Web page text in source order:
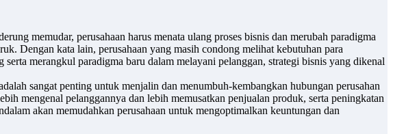
memudar, perusahaan harus menata ulang proses bisnis dan merubah paradigma
Dengan kata lain, perusahaan yang masih condong melihat kebutuhan para
merangkul paradigma baru dalam melayani pelanggan, strategi bisnis yang dikenal
sangat penting untuk menjalin dan menumbuh-kembangkan hubungan perusahan
mengenal pelanggannya dan lebih memusatkan penjualan produk, serta peningkatan
akan memudahkan perusahaan untuk mengoptimalkan keuntungan dan